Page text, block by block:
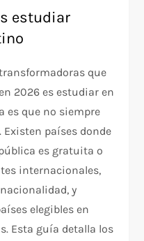
estudiar
que
2026 es estudiar en
es que no siempre
Existen países donde
es gratuita o
internacionales,
y
elegibles en
Esta guía detalla los